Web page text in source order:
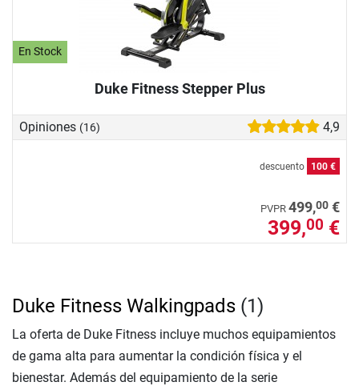
En Stock
Duke Fitness Stepper Plus
Opiniones (16) 4,9
descuento 100 €
PVPR 499,00 €
399,00 €
Duke Fitness Walkingpads (1)
La oferta de Duke Fitness incluye muchos equipamientos
de gama alta para aumentar la condición física y el
bienestar. Además del equipamiento de la serie